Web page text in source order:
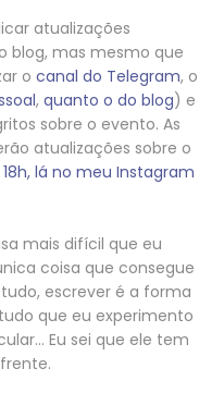
atualizações
blog, mas mesmo que
o canal do Telegram, o
, quanto o do blog) e
sobre o evento. As
atualizações sobre o
lá no meu Instagram
mais difícil que eu
coisa que consegue
escrever é a forma
que eu experimento
Eu sei que ele tem